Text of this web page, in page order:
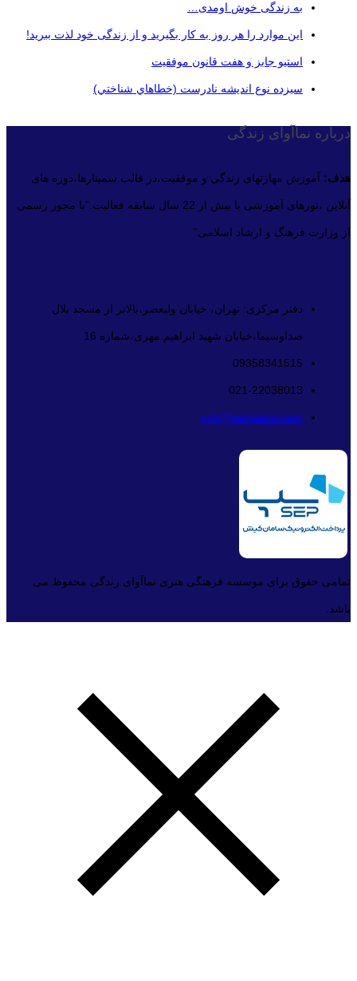
به زندگی خوش اومدی…
این موارد را هر روز به کار بگیرید و از زندگی خود لذت ببرید!
استیو جابز و هفت قانون موفقیت
سيزده نوع انديشه نادرست (خطاهاي شناختي)
درباره نماآوای زندگی
هدف: آموزش مهارتهای زندگی و موفقیت،در قالب سمینارها،دوره های
آنلاین ،تورهای آموزشی با بیش از 22 سال سابقه فعالیت.”با مجوز رسمی
از وزارت فرهنگ و ارشاد اسلامی”
دفتر مرکزی: تهران، خیابان ولیعصر،بالاتر از مسجد بلال
صداوسیما،خیابان شهید ابراهیم مهری،شماره 16
09358341515
021-22038013
info@namaava.com
تمامی حقوق برای موسسه فرهنگی هنری نماآوای زندگی محفوظ می
باشد.